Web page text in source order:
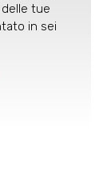
tue
in sei